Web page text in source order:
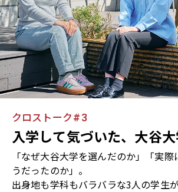
クロストーク 3
入学して気づいた、大谷
「なぜ大谷大学を選んだのか」「実
うだったのか」。
出身地も学科もバラバラな3人の学生